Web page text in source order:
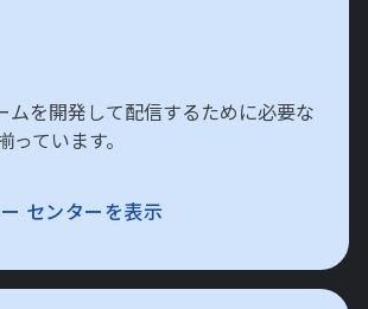
ムを開発して配信するために必要な
っています。
センターを表示